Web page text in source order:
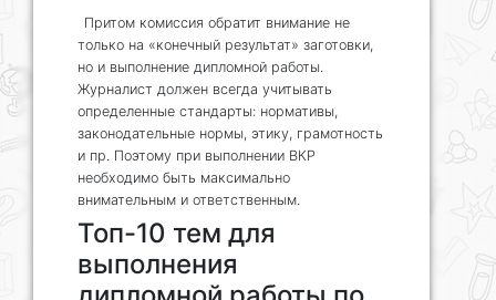
Притом комиссия обратит внимание не
только на «конечный результат» заготовки,
но и выполнение дипломной работы.
Журналист должен всегда учитывать
определенные стандарты: нормативы,
законодательные нормы, этику, грамотность
и пр. Поэтому при выполнении ВКР
необходимо быть максимально
внимательным и ответственным.
Топ-10 тем для
выполнения